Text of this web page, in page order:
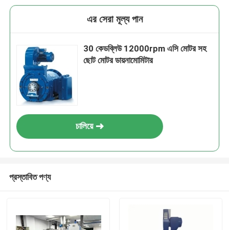
এর সেরা মূল্য পান
30 কেডব্লিউ 12000rpm এসি মোটর সহ
ছোট মোটর ডায়নামোমিটার
চালিয়ে
প্রস্তাবিত পণ্য